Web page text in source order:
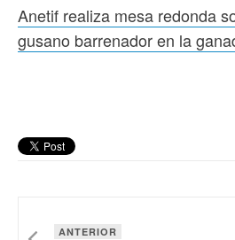
Anetif realiza mesa redonda
gusano barrenador en la
ANTERIOR